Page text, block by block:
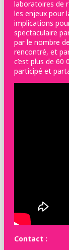
laboratoires de
les enjeux pour
implications
spectaculaire
par le nombre
rencontré, et
c’est plus de
participé et
Contact :